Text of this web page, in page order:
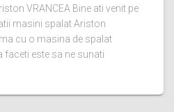
VRANCEA Bine ati venit pe
masini spalat Ariston
cu o masina de spalat
faceti este sa ne sunati